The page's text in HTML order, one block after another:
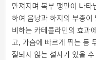
만져지며 복부 팽만이 나
하여 음낭과 하지의 부종
비하는 카테콜라민의 효과
고, 가슴에 빠르게 뛰는 등
절되지 않는 설사가 있을